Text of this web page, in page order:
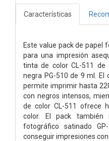
Características
Este value pack de papel
para una impresión
tinta de color CL-511
negra PG-510 de 9 ml. El
permite imprimir hasta
con negros intensos,
de color CL-511 ofrece
color. El pack también
fotográfico satinado
conseguir impresiones